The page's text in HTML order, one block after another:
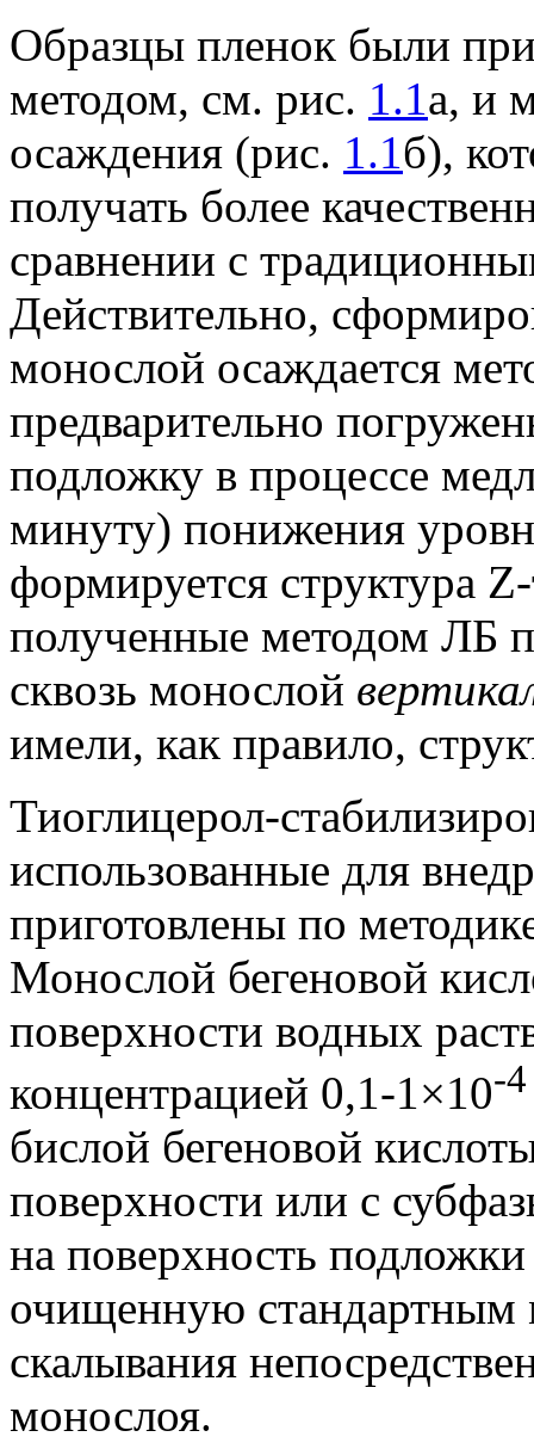
Образцы пленок были
методом, см. рис. 1.1а, и
осаждения (рис. 1.1б),
получать более
сравнении с
Действительно,
монослой осаждается
предварительно
подложку в процессе
минуту) понижения
формируется структура
полученные методом ЛБ
сквозь монослой
имели, как правило,
Тиоглицерол-
использованные для
приготовлены по
Монослой бегеновой
поверхности водных
концентрацией 0,1-1×10-4
бислой бегеновой
поверхности или с
на поверхность
очищенную стандартным
скалывания
монослоя.